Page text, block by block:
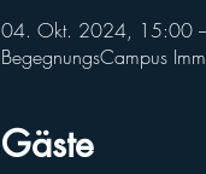
04. Okt. 2024, 15:00
BegegnungsCampus
Gäste